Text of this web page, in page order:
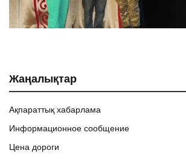
Жаңалықтар
Ақпараттық хабарлама
Информационное сообщение
Цена дороги